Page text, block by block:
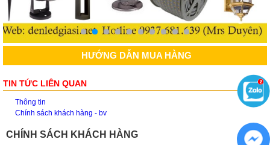
HƯỚNG DẪN MUA HÀNG
TIN TỨC LIÊN QUAN
Thông tin
Chính sách khách hàng - bv
CHÍNH SÁCH KHÁCH HÀNG